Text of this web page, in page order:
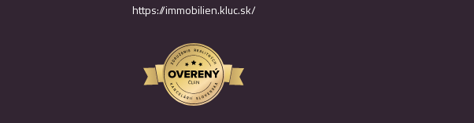
https://immobilien.kluc.sk/